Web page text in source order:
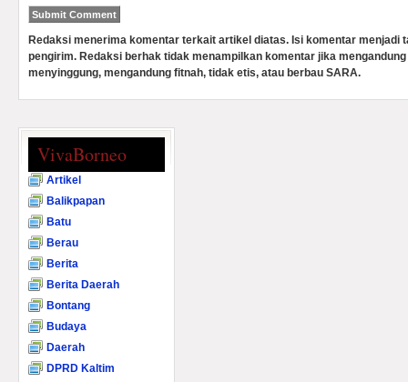
Redaksi menerima komentar terkait artikel diatas. Isi komentar menjadi
pengirim. Redaksi berhak tidak menampilkan komentar jika
menyinggung, mengandung fitnah, tidak etis, atau berbau SARA.
VivaBorneo
Artikel
Balikpapan
Batu
Berau
Berita
Berita Daerah
Bontang
Budaya
Daerah
DPRD Kaltim